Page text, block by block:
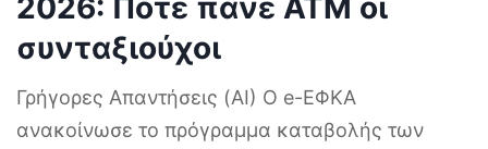
συνταξιούχοι
Γρήγορες Απαντήσεις (AI) Ο e-ΕΦΚΑ
ανακοίνωσε το πρόγραμμα καταβολής των